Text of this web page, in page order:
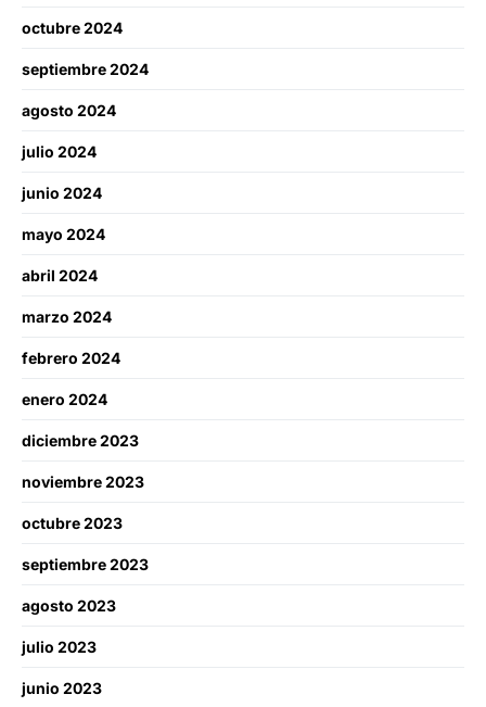
octubre 2024
septiembre 2024
agosto 2024
julio 2024
junio 2024
mayo 2024
abril 2024
marzo 2024
febrero 2024
enero 2024
diciembre 2023
noviembre 2023
octubre 2023
septiembre 2023
agosto 2023
julio 2023
junio 2023